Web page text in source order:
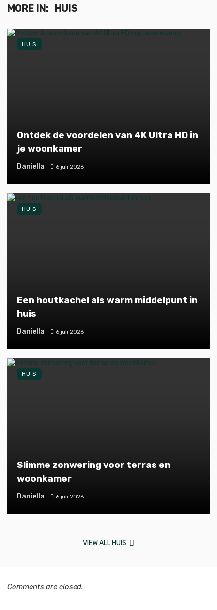
MORE IN: HUIS
Ontdek de voordelen van 4K Ultra HD in
je woonkamer
Daniella 6 juli 2026
HUIS
Een houtkachel als warm middelpunt in
huis
Daniella 6 juli 2026
HUIS
Slimme zonwering voor terras en
woonkamer
Daniella 6 juli 2026
HUIS
VIEW ALL HUIS
Comments are closed.